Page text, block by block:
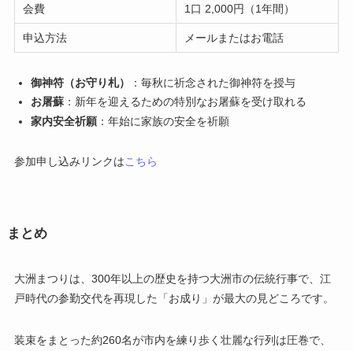
会費 1口 2,000円（1年間）
申込方法 メールまたはお電話
御神符（お守り札）
：毎秋に祈念された御神符を授与
お屠蘇：新年を迎えるための特別なお屠蘇を受け取れる
家内安全祈願：年始に家族の安全を祈願
参加申し込みリンクはこちら
まとめ
大洲まつりは、300年以上の歴史を持つ大洲市の伝統行事で、江
戸時代の参勤交代を再現した「お成り」が最大の見どころです。
装束をまとった約260名が市内を練り歩く壮麗な行列は圧巻で、